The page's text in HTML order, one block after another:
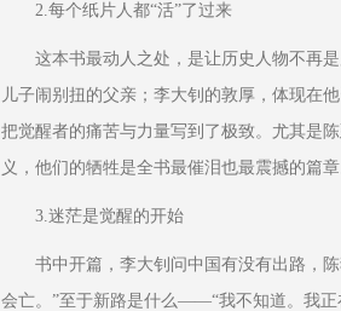
2.每个纸片人都“活”了过来
这本书最动人之处，是让历史人物不再
儿子闹别扭的父亲；李大钊的敦厚，体现在
把觉醒者的痛苦与力量写到了极致。尤其是
义，他们的牺牲是全书最催泪也最震撼的篇章
3.迷茫是觉醒的开始
书中开篇，李大钊问中国有没有出路，
会亡。”至于新路是什么——“我不知道。我正